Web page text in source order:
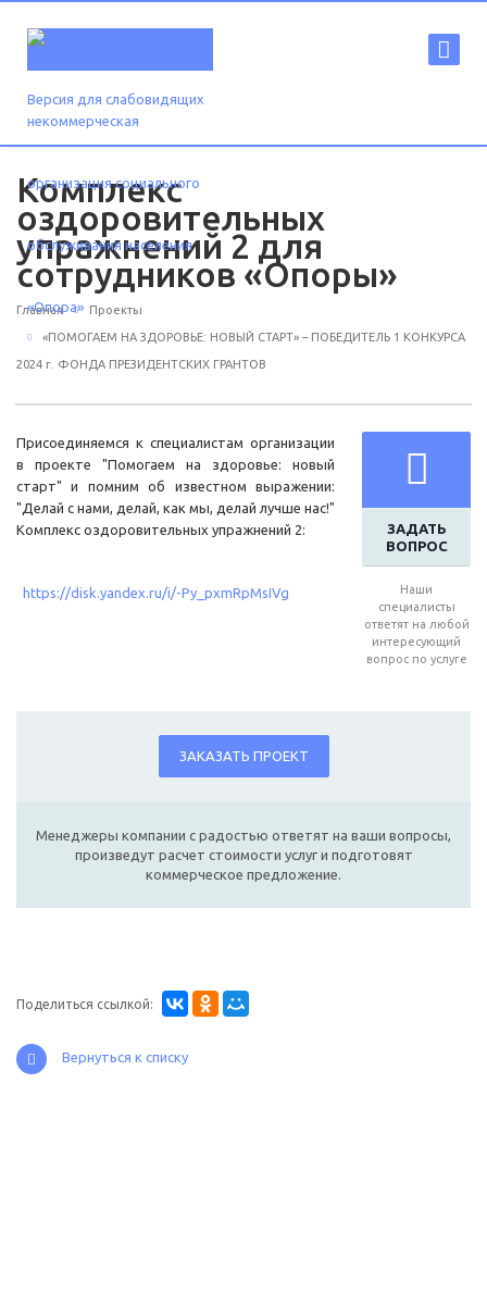
Версия для слабовидящих
Комплекс
оздоровительных
упражнений 2 для
сотрудников «Опоры»
Главная Проекты
«ПОМОГАЕМ НА ЗДОРОВЬЕ: НОВЫЙ СТАРТ» – ПОБЕДИТЕЛЬ 1 КОНКУРСА
2024 г. ФОНДА ПРЕЗИДЕНТСКИХ ГРАНТОВ
ЗАДАТЬ
ВОПРОС
Наши
специалисты
ответят на любой
интересующий
вопрос по услуге
Присоединяемся к специалистам организации
в проекте "Помогаем на здоровье: новый
старт" и помним об известном выражении:
"Делай с нами, делай, как мы, делай лучше нас!"
Комплекс оздоровительных упражнений 2:
https://disk.yandex.ru/i/-Py_pxmRpMsIVg
ЗАКАЗАТЬ ПРОЕКТ
Менеджеры компании с радостью ответят на ваши вопросы,
произведут расчет стоимости услуг и подготовят
коммерческое предложение.
Поделиться ссылкой:
Вернуться к списку